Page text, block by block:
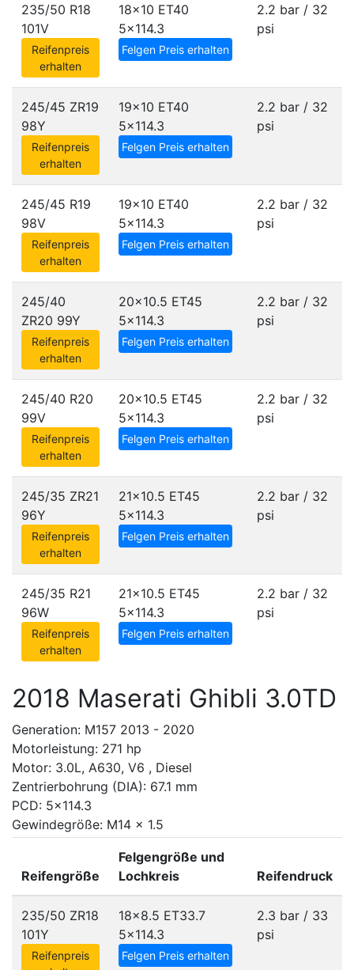
235/50 R18
101V
Reifenpreis
erhalten
18x10 ET40
5x114.3
Felgen Preis erhalten
2.2 bar / 32
psi
245/45 ZR19
98Y
Reifenpreis
erhalten
19x10 ET40
5x114.3
Felgen Preis erhalten
2.2 bar / 32
psi
245/45 R19
98V
Reifenpreis
erhalten
19x10 ET40
5x114.3
Felgen Preis erhalten
2.2 bar / 32
psi
245/40
ZR20 99Y
Reifenpreis
erhalten
20x10.5 ET45
5x114.3
Felgen Preis erhalten
2.2 bar / 32
psi
245/40 R20
99V
Reifenpreis
erhalten
20x10.5 ET45
5x114.3
Felgen Preis erhalten
2.2 bar / 32
psi
245/35 ZR21
96Y
Reifenpreis
erhalten
21x10.5 ET45
5x114.3
Felgen Preis erhalten
2.2 bar / 32
psi
245/35 R21
96W
Reifenpreis
erhalten
21x10.5 ET45
5x114.3
Felgen Preis erhalten
2.2 bar / 32
psi
2018 Maserati Ghibli 3.0TD
Generation: M157 2013 - 2020
Motorleistung: 271 hp
Motor: 3.0L, A630, V6 , Diesel
Zentrierbohrung (DIA): 67.1 mm
PCD: 5x114.3
Gewindegröße: M14 x 1.5
Reifengröße
Felgengröße und
Lochkreis
Reifendruck
235/50 ZR18
101Y
Reifenpreis
18x8.5 ET33.7
5x114.3
Felgen Preis erhalten
2.3 bar / 33
psi